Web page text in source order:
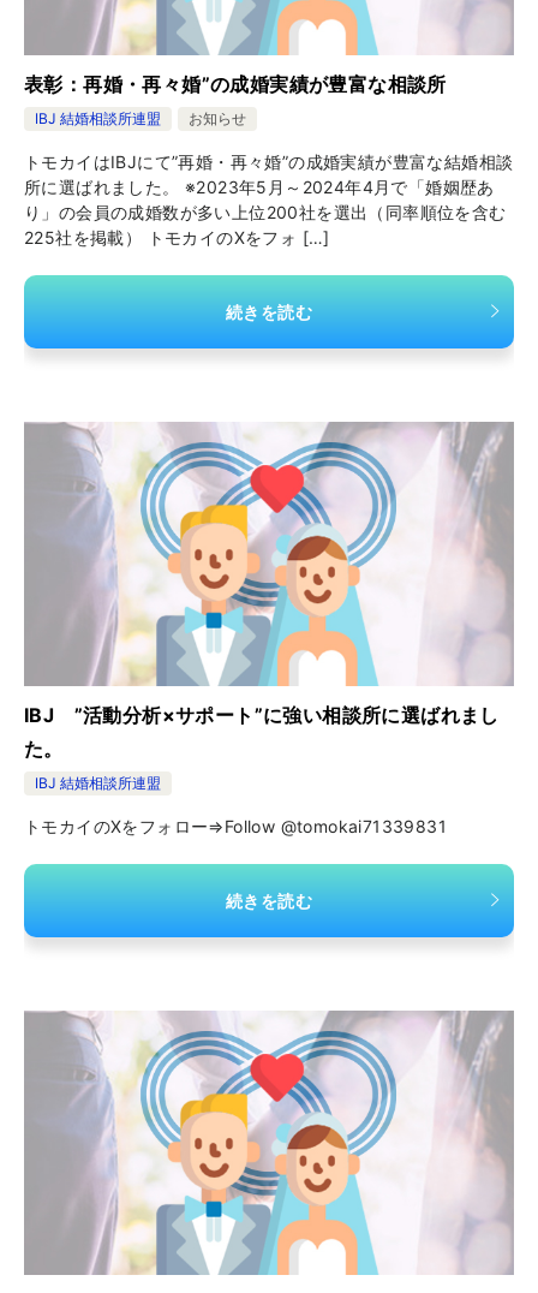
表彰：再婚・再々婚”の成婚実績が豊富な相談所
IBJ 結婚相談所連盟 お知らせ
トモカイはIBJにて”再婚・再々婚”の成婚実績が豊富な結婚相談
所に選ばれました。 ※2023年5月～2024年4月で「婚姻歴あ
り」の会員の成婚数が多い上位200社を選出（同率順位を含む
225社を掲載） トモカイのXをフォ […]
続きを読む
IBJ ”活動分析×サポート”に強い相談所に選ばれまし
た。
IBJ 結婚相談所連盟
トモカイのXをフォロー⇒Follow @tomokai71339831
続きを読む